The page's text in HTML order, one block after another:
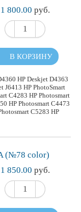
1 800.00 руб.
В КОРЗИНУ
HP Deskjet D4363
J6413 HP PhotoSmart
C4283 HP Photosmart
HP Photosmart C4473
C5283 HP
(№78 color)
1 850.00 руб.